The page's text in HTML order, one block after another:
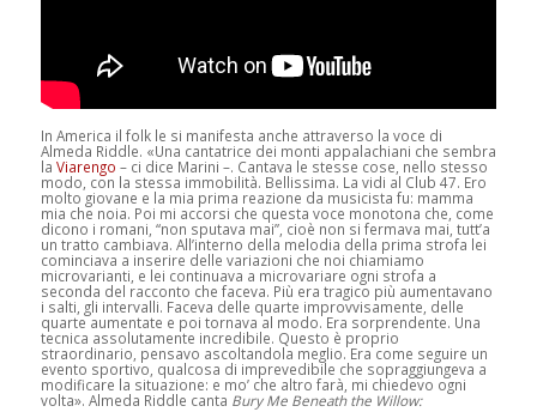
In America il folk le si manifesta anche attraverso la voce di
Almeda Riddle. «Una cantatrice dei monti appalachiani che sembra
la Viarengo – ci dice Marini –. Cantava le stesse cose, nello stesso
modo, con la stessa immobilità. Bellissima. La vidi al Club 47. Ero
molto giovane e la mia prima reazione da musicista fu: mamma
mia che noia. Poi mi accorsi che questa voce monotona che, come
dicono i romani, “non sputava mai”, cioè non si fermava mai, tutt’a
un tratto cambiava. All’interno della melodia della prima strofa lei
cominciava a inserire delle variazioni che noi chiamiamo
microvarianti, e lei continuava a microvariare ogni strofa a
seconda del racconto che faceva. Più era tragico più aumentavano
i salti, gli intervalli. Faceva delle quarte improvvisamente, delle
quarte aumentate e poi tornava al modo. Era sorprendente. Una
tecnica assolutamente incredibile. Questo è proprio
straordinario, pensavo ascoltandola meglio. Era come seguire un
evento sportivo, qualcosa di imprevedibile che sopraggiungeva a
modificare la situazione: e mo’ che altro farà, mi chiedevo ogni
volta». Almeda Riddle canta Bury Me Beneath the Willow: